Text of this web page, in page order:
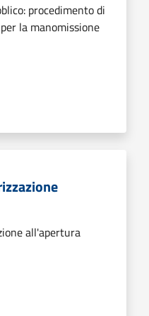
procedimento di
la manomissione
all'apertura